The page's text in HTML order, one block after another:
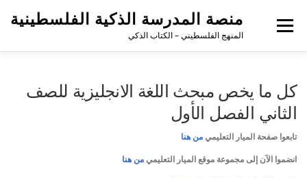
منصة المدرسة الذكية الفلسطينية
المنهج الفلسطيني – الكتاب الذكي
القائمة
كل ما يخص مبحث اللغة الانجليزية للصف
الثاني الفصل الأول
تابعوا صفحة الميار التعليمي من هنا
انضموا الآن إلى مجموعة موقع الميار التعليمي من هنا